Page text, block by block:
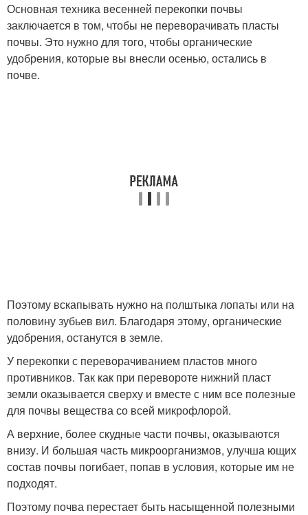
Основная техника весенней перекопки почвы
заключается в том, чтобы не переворачивать пласты
почвы. Это нужно для того, чтобы органические
удобрения, которые вы внесли осенью, остались в
почве.
Поэтому вскапывать нужно на полштыка лопаты или на
половину зубьев вил. Благодаря этому, органические
удобрения, останутся в земле.
У перекопки с переворачиванием пластов много
противников. Так как при перевороте нижний пласт
земли оказывается сверху и вместе с ним все полезные
для почвы вещества со всей микрофлорой.
А верхние, более скудные части почвы, оказываются
внизу. И большая часть микроорганизмов, улучша ющих
состав почвы погибает, попав в условия, которые им не
подходят.
Поэтому почва перестает быть насыщенной полезными